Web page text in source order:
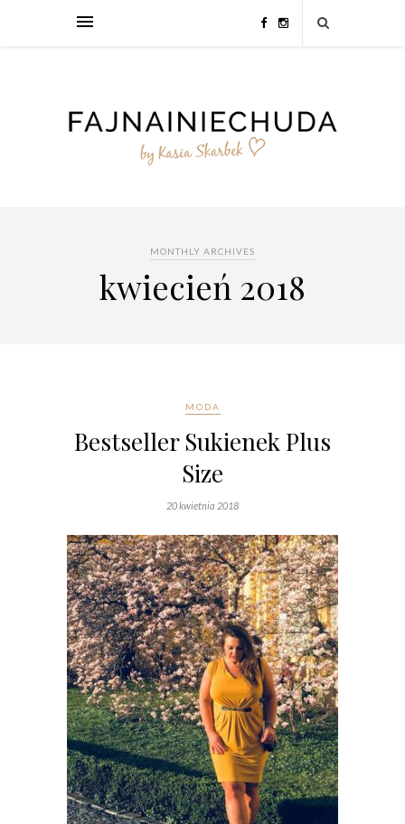
MONTHLY ARCHIVES
kwiecień 2018
MODA
Bestseller Sukienek Plus
Size
20 kwietnia 2018